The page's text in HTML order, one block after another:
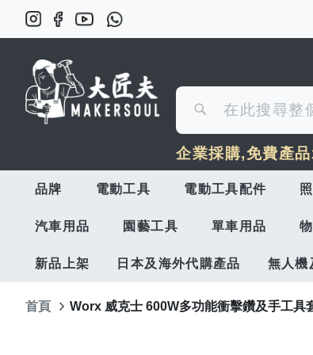
尋
搜
尋
企業採購,免費產
品牌 電動工具 電動工具配件
汽車用品 園藝工具 單車用品
新品上架 日本及海外代購產品 無人機
首頁 Worx 威克士 600W多功能衝擊鑽及手工具